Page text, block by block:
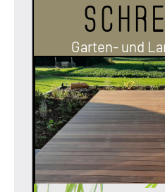
Garten- und